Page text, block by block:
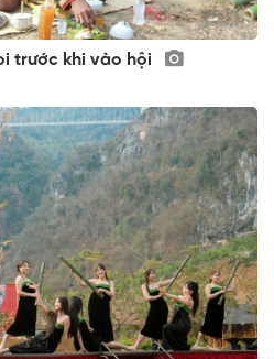
trước khi vào hội